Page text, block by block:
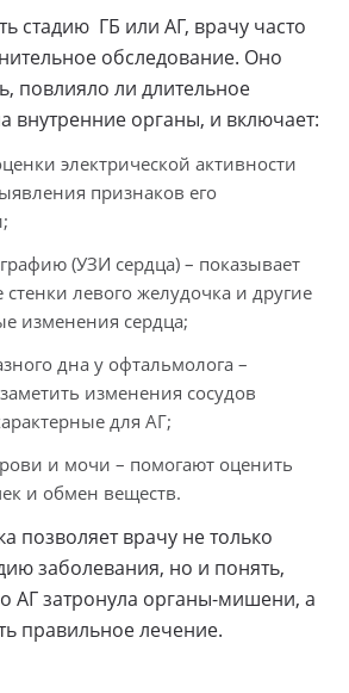
стадию ГБ или АГ, врачу часто
обследование. Оно
повлияло ли длительное
внутренние органы, и включает:
электрической активности
признаков его
(УЗИ сердца) – показывает
левого желудочка и другие
изменения сердца;
дна у офтальмолога –
изменения сосудов
для АГ;
и мочи – помогают оценить
и обмен веществ.
позволяет врачу не только
заболевания, но и понять,
АГ затронула органы-мишени, а
правильное лечение.